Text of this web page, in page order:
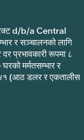
d/b/a Central
र सञ्चालनको लागि
प्रभावकारी रूपमा ८
मर्मतसम्भार र
(आठ डलर र एकतालीस